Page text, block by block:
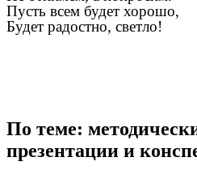
Пусть всем будет хорошо,
Будет радостно, светло!
По теме:
презентации и